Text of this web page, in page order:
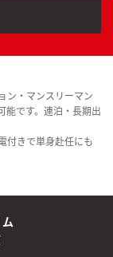
ン・マンスリーマン
能です。連泊・長期出
付きで単身赴任にも